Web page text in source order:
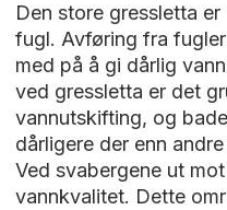
Den store gressletta
fugl. Avføring fra
med på å gi dårlig
ved gressletta er det
vannutskifting, og
dårligere der enn
Ved svabergene ut
vannkvalitet. Dette